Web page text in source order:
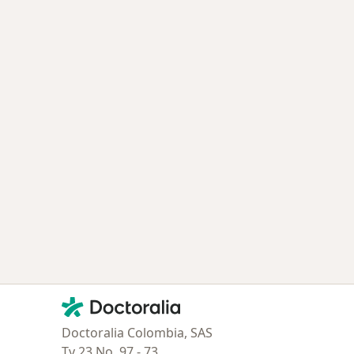
Contacto
Doctoralia - Página de inicio
Doctoralia Colombia, SAS